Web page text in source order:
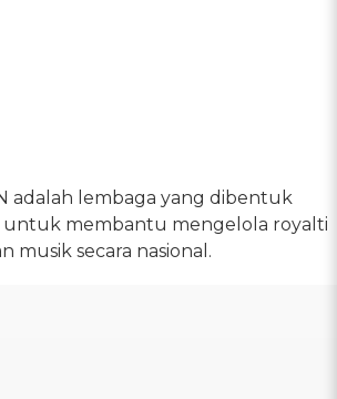
adalah lembaga yang dibentuk
membantu mengelola royalti
musik secara nasional.